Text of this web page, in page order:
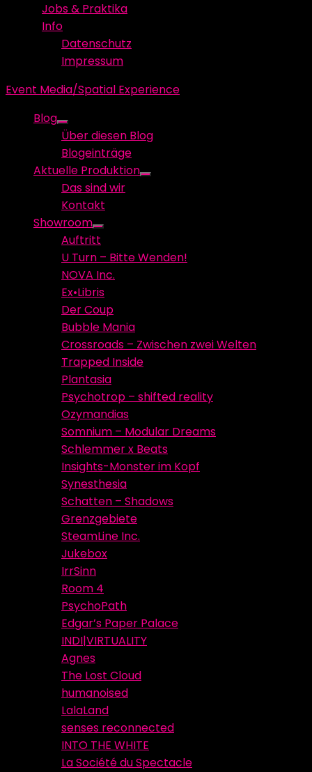
Jobs & Praktika
Info
Datenschutz
Impressum
Event Media/Spatial Experience
Blog
Show
sub
menu
Über diesen Blog
Blogeinträge
Aktuelle Produktion
Show
Das sind wir
Kontakt
Showroom
Show
sub
menu
Auftritt
U Turn – Bitte Wenden!
NOVA Inc.
Ex•Libris
Der Coup
Bubble Mania
Crossroads – Zwischen zwei Welten
Trapped Inside
Plantasia
Psychotrop – shifted reality
Ozymandias
Somnium – Modular Dreams
Schlemmer x Beats
Insights-Monster im Kopf
Synesthesia
Schatten – Shadows
Grenzgebiete
SteamLine Inc.
Jukebox
IrrSinn
Room 4
PsychoPath
Edgar’s Paper Palace
INDI|VIRTUALITY
Agnes
The Lost Cloud
humanoised
LalaLand
senses reconnected
INTO THE WHITE
La Société du Spectacle